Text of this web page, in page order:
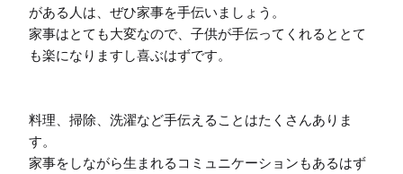
がある人は、ぜひ家事を手伝いましょう。
家事はとても大変なので、子供が手伝ってくれるととて
も楽になりますし喜ぶはずです。
料理、掃除、洗濯など手伝えることはたくさんありま
す。
家事をしながら生まれるコミュニケーションもあるはず